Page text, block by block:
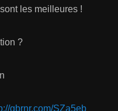
les meilleures !
?
gbrnr.com/SZa5eb